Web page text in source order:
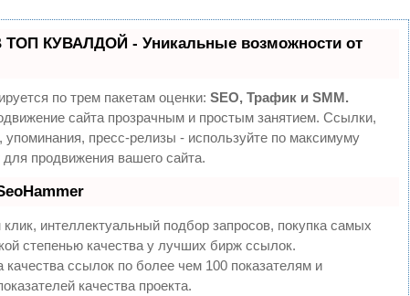
КУВАЛДОЙ - Уникальные возможности от
по трем пакетам оценки: SEO, Трафик и SMM.
сайта прозрачным и простым занятием. Ссылки,
упоминания, пресс-релизы - используйте по максимуму
продвижения вашего сайта.
интеллектуальный подбор запросов, покупка самых
степенью качества у лучших бирж ссылок.
ссылок по более чем 100 показателям и
качества проекта.